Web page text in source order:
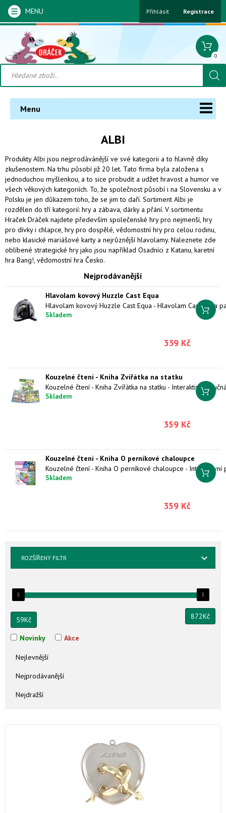
MENU Přihlásit Registrace
0
Menu
ALBI
Produkty Albi jsou nejprodávánější ve své kategorii a to hlavně díky
zkušenostem. Na trhu působí již 20 let. Tato firma byla založena s
jednoduchou myšlenkou, a to sice probudit a udžet hravost a humor ve
všech věkových kategoriích. To, že společnost působí i na Slovensku a v
Polsku je jen důkazem toho, že se jim to daří. Sortiment Albi je
rozdělen do tří kategorií: hry a zábava, dárky a přání. V sortimentu
Hraček Dráček najdete především společenské hry pro nejmenší, hry
pro dívky i chlapce, hry pro dospělé, vědomostní hry pro celou rodinu,
nebo klasické mariášové karty a nejrůznější hlavolamy. Naleznete zde
oblíbené strategické hry jako jsou například Osadníci z Katanu, karetní
hra Bang!, vědomostní hra Česko.
Nejprodávanější
Hlavolam kovový Huzzle Cast Equa
Skladem
339 Kč
Kouzelné čtení - Kniha Zvířátka na statku
Skladem
359 Kč
Kouzelné čtení - Kniha O perníkové chaloupce
Skladem
359 Kč
ROZŠÍŘENÝ FILTR
59Kč 872Kč
Novinky Akce
Nejlevnější
Nejprodávanější
Nejdražší